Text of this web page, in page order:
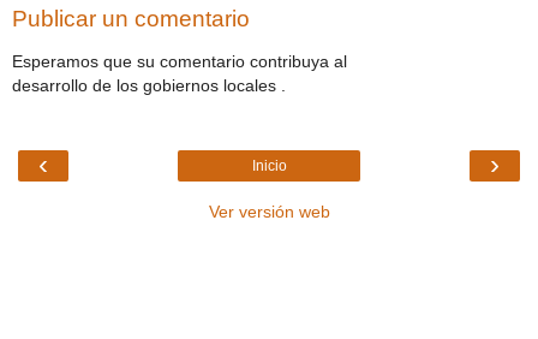
Publicar un comentario
Esperamos que su comentario contribuya al
desarrollo de los gobiernos locales .
‹ ›
Inicio
Ver versión web